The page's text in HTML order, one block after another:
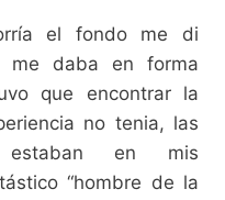
el fondo me di
me daba en forma
que encontrar la
no tenia, las
en mis
“hombre de la